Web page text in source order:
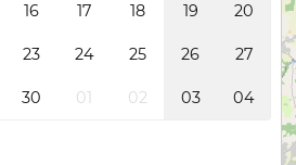
16 17 18 19 20
23 24 25 26 27
30 01 02 03 04